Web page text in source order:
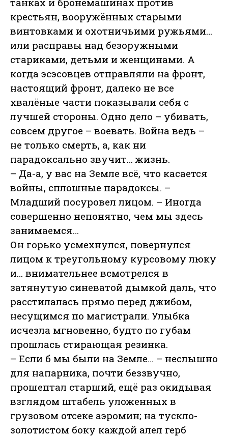
крестьян, вооружённых старыми
винтовками и охотничьими ружьями…
или расправы над безоружными
стариками, детьми и женщинами. А
когда эсэсовцев отправляли на фронт,
настоящий фронт, далеко не все
хвалёные части показывали себя с
лучшей стороны. Одно дело – убивать,
совсем другое – воевать. Война ведь –
не только смерть, а, как ни
парадоксально звучит… жизнь.
– Да-а, у вас на Земле всё, что касается
войны, сплошные парадоксы. –
Младший посуровел лицом. – Иногда
совершенно непонятно, чем мы здесь
занимаемся…
Он горько усмехнулся, повернулся
лицом к треугольному курсовому люку
и… внимательнее всмотрелся в
затянутую синеватой дымкой даль, что
расстилалась прямо перед джибом,
несущимся по магистрали. Улыбка
исчезла мгновенно, будто по губам
прошлась стирающая резинка.
– Если б мы были на Земле… – неслышно
для напарника, почти беззвучно,
прошептал старший, ещё раз окидывая
взглядом штабель уложенных в
грузовом отсеке аэромин; на тускло-
золотистом боку каждой алел герб